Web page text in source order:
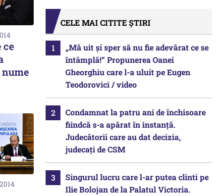
ce
nume
CELE MAI CITITE ȘTIRI
„Mă uit și sper să nu fie adevărat ce se
întâmplă!“ Propunerea Oanei
Gheorghiu care l-a uluit pe Eugen
Teodorovici / video
Condamnat la patru ani de închisoare
fiindcă s-a apărat în instanță.
Judecătorii care au dat decizia,
judecați de CSM
Singurul lucru care l-ar putea clinti pe
Ilie Bolojan de la Palatul Victoria.